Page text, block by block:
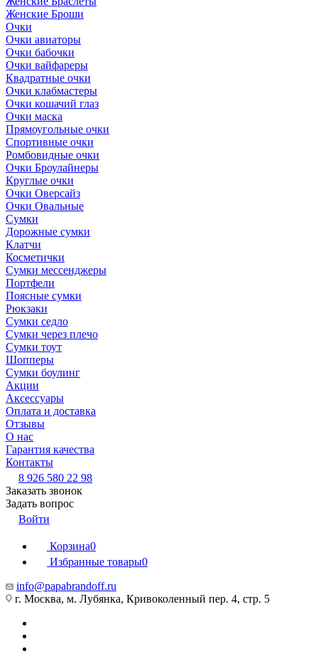
Женские Броши
Очки
Очки авиаторы
Очки бабочки
Очки вайфареры
Квадратные очки
Очки клабмастеры
Очки кошачий глаз
Очки маска
Прямоугольные очки
Спортивные очки
Ромбовидные очки
Очки Броулайнеры
Круглые очки
Очки Оверсайз
Очки Овальные
Сумки
Дорожные сумки
Клатчи
Косметички
Сумки мессенджеры
Портфели
Поясные сумки
Рюкзаки
Сумки седло
Сумки через плечо
Сумки тоут
Шопперы
Сумки боулинг
Акции
Аксессуары
Оплата и доставка
Отзывы
О нас
Гарантия качества
Контакты
8 926 580 22 98
Заказать звонок
Задать вопрос
Войти
Корзина0
Избранные товары0
info@papabrandoff.ru
г. Москва, м. Лубянка, Кривоколенный пер. 4, стр. 5